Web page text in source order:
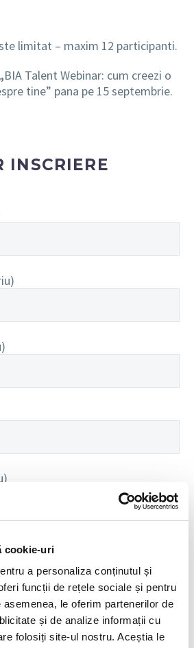
cookie-uri
a personaliza conținutul și
funcții de rețele sociale și pentru
le oferim partenerilor de
și de analize informații cu
folosiți site-ul nostru. Aceștia le
limitat – maxim 12 participanti.
BIA Talent Webinar: cum creezi o
tine” pana pe 15 septembrie.
INSCRIERE
cu privire la subiectul abordat